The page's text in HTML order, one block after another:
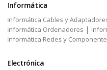
Informática
Informática Cables y
Informática Ordenadores |
Informática Redes y
Electrónica